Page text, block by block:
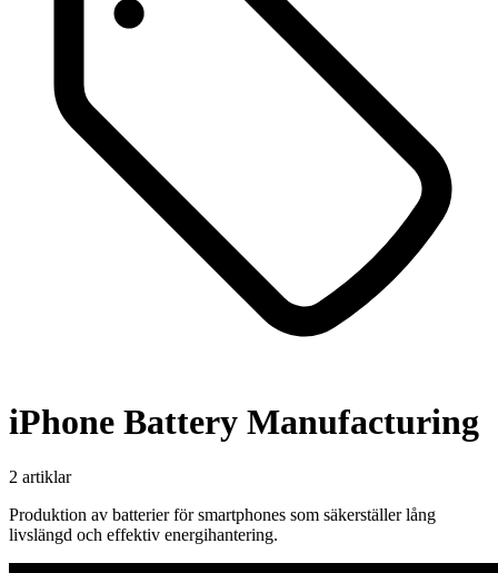
iPhone Battery Manufacturing
2 artiklar
Produktion av batterier för smartphones som säkerställer lång
livslängd och effektiv energihantering.